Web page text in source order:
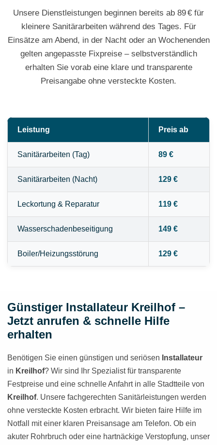
Unsere Dienstleistungen beginnen bereits ab 89 € für
kleinere Sanitärarbeiten während des Tages. Für
Einsätze am Abend, in der Nacht oder an Wochenenden
gelten angepasste Fixpreise – selbstverständlich
erhalten Sie vorab eine klare und transparente
Preisangabe ohne versteckte Kosten.
Leistung Preis ab
Sanitärarbeiten (Tag) 89 €
Sanitärarbeiten (Nacht) 129 €
Leckortung & Reparatur 119 €
Wasserschadenbeseitigung 149 €
Boiler/Heizungsstörung 129 €
Günstiger Installateur Kreilhof –
Jetzt anrufen & schnelle Hilfe
erhalten
Benötigen Sie einen günstigen und seriösen Installateur
in Kreilhof? Wir sind Ihr Spezialist für transparente
Festpreise und eine schnelle Anfahrt in alle Stadtteile von
Kreilhof. Unsere fachgerechten Sanitärleistungen werden
ohne versteckte Kosten erbracht. Wir bieten faire Hilfe im
Notfall mit einer klaren Preisansage am Telefon. Ob ein
akuter Rohrbruch oder eine hartnäckige Verstopfung, unser